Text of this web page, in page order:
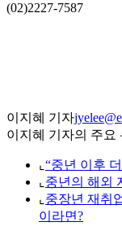
(02)2227-7587
이지혜 기자
이지혜 기자의 주요
⌞ “중년 이후
⌞ 중년의 해외
⌞ 중장년 재취
이라면?